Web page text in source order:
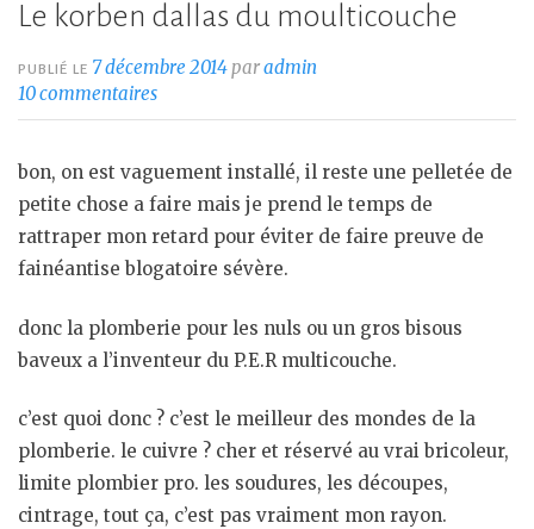
Le korben dallas du moulticouche
PUBLIÉ LE 7 décembre 2014paradmin
10 commentaires
bon, on est vaguement installé, il reste une pelletée de
petite chose a faire mais je prend le temps de
rattraper mon retard pour éviter de faire preuve de
fainéantise blogatoire sévère.
donc la plomberie pour les nuls ou un gros bisous
baveux a l’inventeur du P.E.R multicouche.
c’est quoi donc ? c’est le meilleur des mondes de la
plomberie. le cuivre ? cher et réservé au vrai bricoleur,
limite plombier pro. les soudures, les découpes,
cintrage, tout ça, c’est pas vraiment mon rayon.